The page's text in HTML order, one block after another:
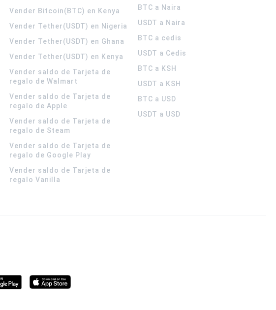
Vender Bitcoin(BTC) en Kenya
Vender Tether(USDT) en Nigeria
Vender Tether(USDT) en Ghana
Vender Tether(USDT) en Kenya
Vender saldo de Tarjeta de
regalo de Walmart
Vender saldo de Tarjeta de
regalo de Apple
Vender saldo de Tarjeta de
regalo de Steam
Vender saldo de Tarjeta de
regalo de Google Play
Vender saldo de Tarjeta de
regalo Vanilla
BTC a Naira
USDT a Naira
BTC a cedis
USDT a Cedis
BTC a KSH
USDT a KSH
BTC a USD
USDT a USD